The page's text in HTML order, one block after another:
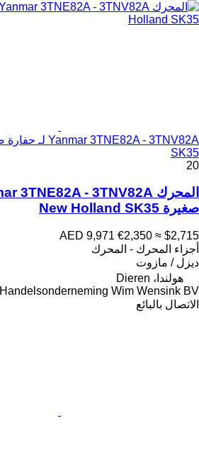
SK35
20
صغيرة New Holland SK35
AED 9,971 €2,350 ≈ $2,715
أجزاء المحرك - المحرك
ديزل / مازوت
هولندا، Dieren
Handelsonderneming Wim Wensink BV
الاتصال بالبائع